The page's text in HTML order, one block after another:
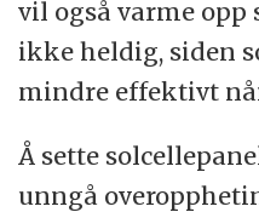
vil også varme opp
ikke heldig, siden
mindre effektivt
Å sette
unngå